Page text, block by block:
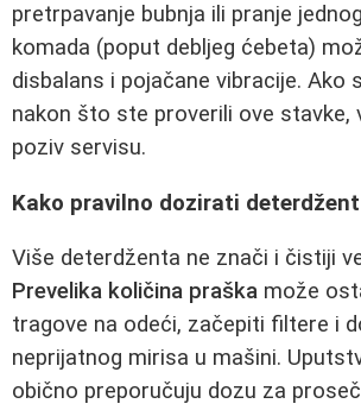
pretrpavanje bubnja ili pranje
komada (poput debljeg ćebeta)
disbalans i pojačane vibracije. Ako
nakon što ste proverili ove stavke,
poziv servisu.
Kako pravilno dozirati
Više deterdženta ne znači i čistiji
Prevelika količina praška može
tragove na odeći, začepiti filtere i
neprijatnog mirisa u mašini.
obično preporučuju dozu za